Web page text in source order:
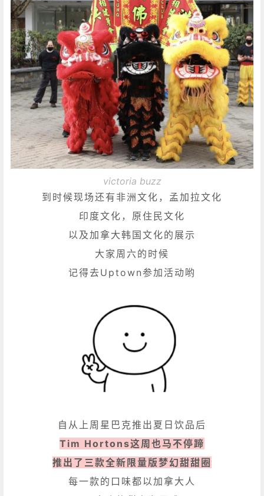
victoria buzz
到时候现场还有非洲文化，孟加拉文化
印度文化，原住民文化
以及加拿大韩国文化的展示
大家周六的时候
记得去Uptown参加活动哟
自从上周星巴克推出夏日饮品后
Tim Hortons这周也马不停蹄
推出了三款全新限量版梦幻甜甜圈
每一款的口味都以加拿大人